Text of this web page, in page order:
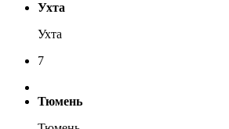
Ухта
Ухта
7
Тюмень